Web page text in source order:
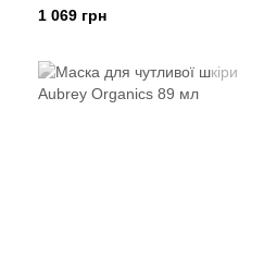
Gluconolactone Hydrating Mask)
1 069 грн